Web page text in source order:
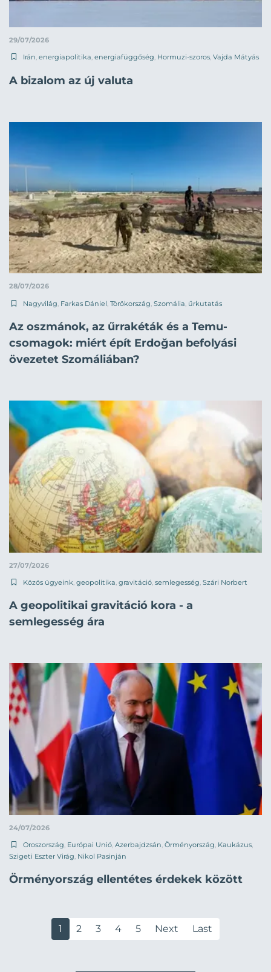
29/07/2026
Irán, energiapolitika, energiafüggőség, Hormuzi-szoros, Vajda Mátyás
A bizalom az új valuta
28/07/2026
Nagyvilág Farkas Dániel Törökország Szomália űrkutatás
Az oszmánok, az űrrakéták és a Temu-
csomagok: miért épít Erdoğan befolyási
övezetet Szomáliában?
27/07/2026
Közös ügyeink geopolitika gravitáció semlegesség Szári Norbert
A geopolitikai gravitáció kora - a
semlegesség ára
24/07/2026
Oroszország, Európai Unió, Azerbajdzsán, Örményország, Kaukázus,
Szigeti Eszter Virág, Nikol Pasinján
Örményország ellentétes érdekek között
1 2 3 4 5 Next Last